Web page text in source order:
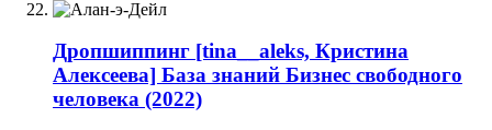
Дропшиппинг [tina__aleks, Кристина
Алексеева] База знаний Бизнес свободного
человека (2022)